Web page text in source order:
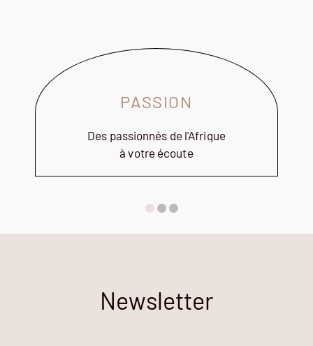
PASSION
Des passionnés de l'Afrique
à votre écoute
Newsletter